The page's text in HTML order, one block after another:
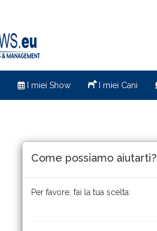
I miei Show I miei Cani
Come possiamo aiutarti?
Per favore, fai la tua scelta: